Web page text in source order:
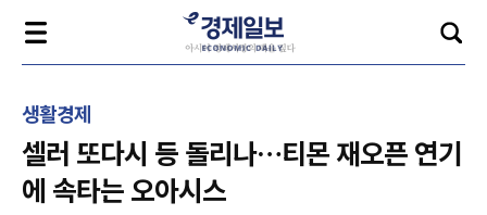
생활경제
셀러 또다시 등 돌리나…티몬 재오픈 연기
에 속타는 오아시스